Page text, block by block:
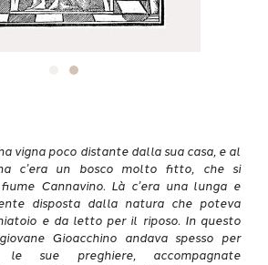
vigna poco distante dalla sua casa, e al
c’era un bosco molto fitto, che si
Cannavino. Là c’era una lunga e
disposta dalla natura che poteva
e da letto per il riposo. In questo
Gioacchino andava spesso per
sue preghiere, accompagnate